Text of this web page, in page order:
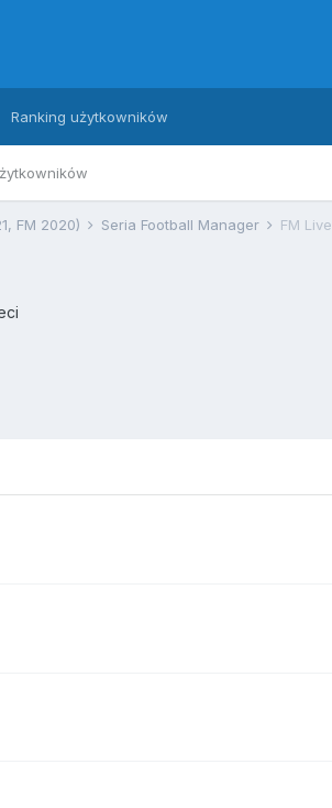
Ranking użytkowników
FM 2020) Seria Football Manager FM Live